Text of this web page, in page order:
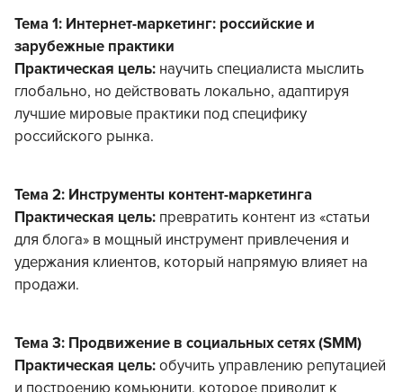
Тема 1: Интернет-маркетинг: российские и
зарубежные практики
Практическая цель: научить специалиста мыслить
глобально, но действовать локально, адаптируя
лучшие мировые практики под специфику
российского рынка.
Тема 2: Инструменты контент-маркетинга
Практическая цель: превратить контент из «статьи
для блога» в мощный инструмент привлечения и
удержания клиентов, который напрямую влияет на
продажи.
Тема 3: Продвижение в социальных сетях (SMM)
Практическая цель: обучить управлению репутацией